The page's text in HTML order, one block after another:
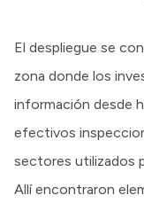
El despliegue se
zona donde los
información desde
efectivos
sectores utilizados
Allí encontraron